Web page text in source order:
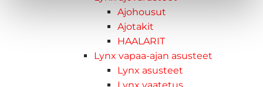
Ajohousut
Ajotakit
HAALARIT
Lynx vapaa-ajan asusteet
Lynx asusteet
Lynx vaatetus